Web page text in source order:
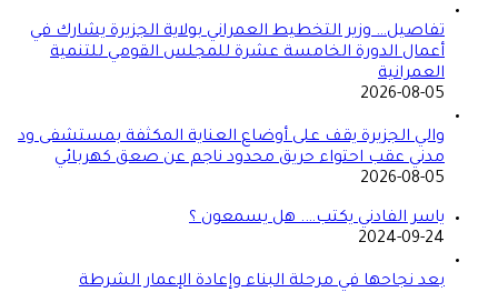
تفاصيل… وزير التخطيط العمراني بولاية الجزيرة يشارك في
أعمال الدورة الخامسة عشرة للمجلس القومي للتنمية
العمرانية
2026-08-05
والي الجزيرة يقف على أوضاع العناية المكثفة بمستشفى ود
مدني عقب احتواء حريق محدود ناجم عن صعق كهربائي
2026-08-05
ياسر الفادني يكتب…. هل يسمعون ؟
2024-09-24
بعد نجاحها في مرحلة البناء وإعادة الإعمار الشرطة